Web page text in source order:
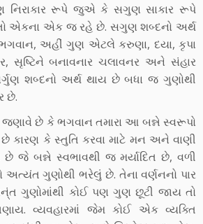
નિરાકાર રૂપે જુએ કે સગુણ સાકાર રૂપે
એકના એક જ રહે છે. સગુણ શબ્દનો અર્થ
અહીં ગુણ એટલે કરુણા, દયા, કૃપા
સૃષ્ટિને બનાવનાર ચલાવનર અને સંહાર
શબ્દનો અર્થ થાય છે બધા જ ગુણોથી
છે.
જણાવે છે કે ભગવાન તમારા આ બન્ને સ્વરૂપો
છે કારણ કે સ્તુતિ કરવા માટે મન અને વાણી
જે બન્ને સ્વભાવથી જ મર્યાદિત છે, વળી
ગુણોથી ભરેલું છે. તેના વર્ણનનો પાર
ગુણોમાંથી કોઈ પણ ગુણ છૂટી જાય તો
વ્યવહારમાં જેમ કોઈ એક વ્યક્તિ